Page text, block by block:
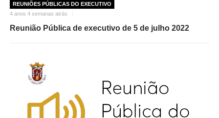
REUNIÕES PÚBLICAS DO EXECUTIVO
4 anos 4 semanas atrás
Reunião Pública de executivo de 5 de julho 2022